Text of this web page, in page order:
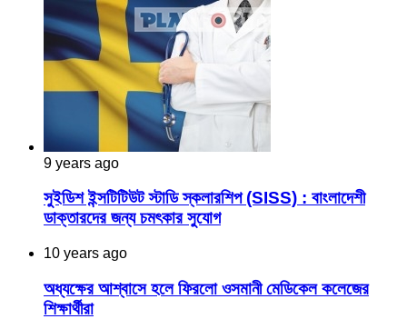
9 years ago
সুইডিশ ইন্সটিটিউট স্টাডি স্কলারশিপ (SISS) : বাংলাদেশী
ডাক্তারদের জন্য চমৎকার সুযোগ
10 years ago
অধ্যক্ষের আশ্বাসে হলে ফিরলো ওসমানী মেডিকেল কলেজের
শিক্ষার্থীরা